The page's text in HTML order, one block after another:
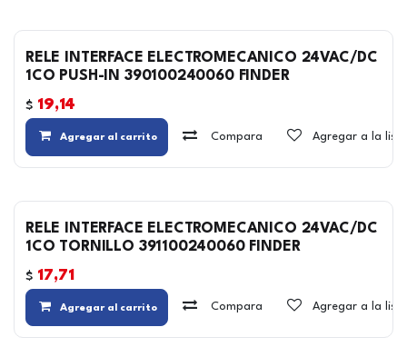
RELE INTERFACE ELECTROMECANICO 24VAC/DC
1CO PUSH-IN 390100240060 FINDER
$ 19,14
Agregar al carrito Compara Agregar a la
RELE INTERFACE ELECTROMECANICO 24VAC/DC
1CO TORNILLO 391100240060 FINDER
$ 17,71
Agregar al carrito Compara Agregar a la